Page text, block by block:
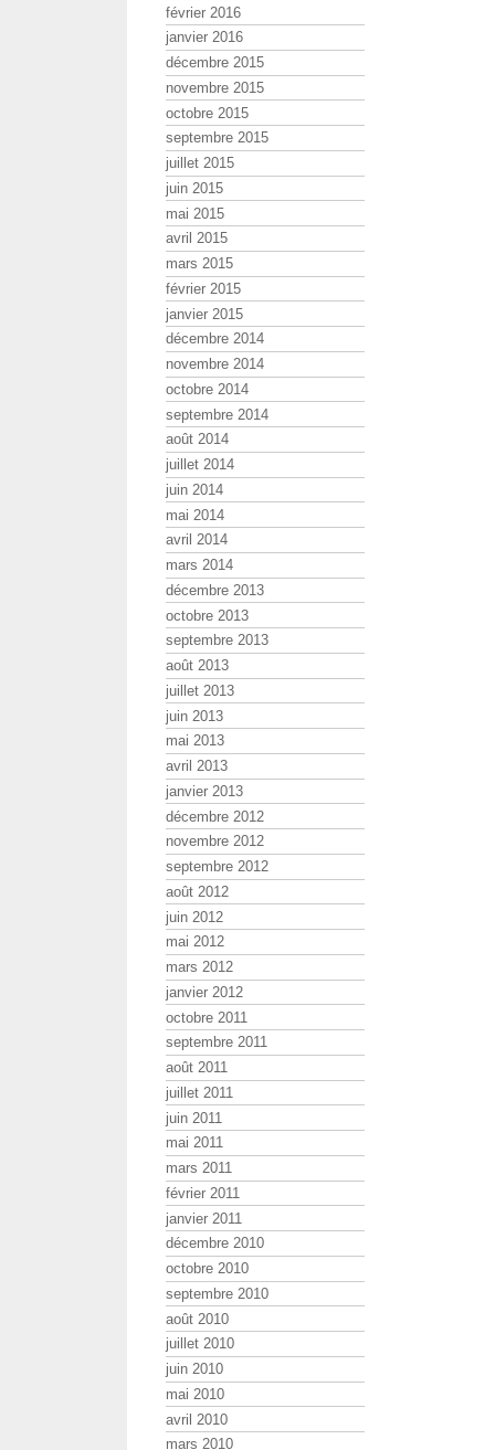
février 2016
janvier 2016
décembre 2015
novembre 2015
octobre 2015
septembre 2015
juillet 2015
juin 2015
mai 2015
avril 2015
mars 2015
février 2015
janvier 2015
décembre 2014
novembre 2014
octobre 2014
septembre 2014
août 2014
juillet 2014
juin 2014
mai 2014
avril 2014
mars 2014
décembre 2013
octobre 2013
septembre 2013
août 2013
juillet 2013
juin 2013
mai 2013
avril 2013
janvier 2013
décembre 2012
novembre 2012
septembre 2012
août 2012
juin 2012
mai 2012
mars 2012
janvier 2012
octobre 2011
septembre 2011
août 2011
juillet 2011
juin 2011
mai 2011
mars 2011
février 2011
janvier 2011
décembre 2010
octobre 2010
septembre 2010
août 2010
juillet 2010
juin 2010
mai 2010
avril 2010
mars 2010